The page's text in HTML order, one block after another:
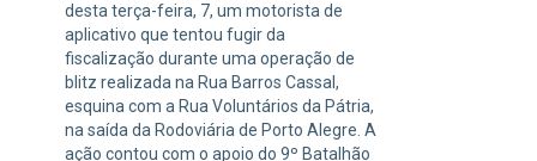
desta terça-feira, 7, um motorista de
aplicativo que tentou fugir da
fiscalização durante uma operação de
blitz realizada na Rua Barros Cassal,
esquina com a Rua Voluntários da Pátria,
na saída da Rodoviária de Porto Alegre. A
ação contou com o apoio do 9º Batalhão